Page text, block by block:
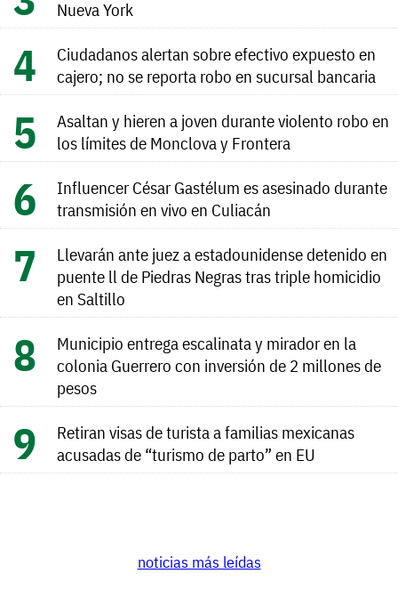
Nueva York
Ciudadanos alertan sobre efectivo expuesto en
cajero; no se reporta robo en sucursal bancaria
Asaltan y hieren a joven durante violento robo en
los límites de Monclova y Frontera
Influencer César Gastélum es asesinado durante
transmisión en vivo en Culiacán
Llevarán ante juez a estadounidense detenido en
puente ll de Piedras Negras tras triple homicidio
en Saltillo
Municipio entrega escalinata y mirador en la
colonia Guerrero con inversión de 2 millones de
pesos
Retiran visas de turista a familias mexicanas
acusadas de “turismo de parto” en EU
noticias más leídas